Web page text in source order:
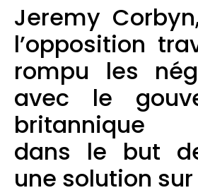
Jeremy
l’opposition
rompu les
avec le
britannique
dans le but
une solution sur